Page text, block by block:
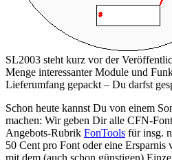
SL2003 steht kurz vor der
Menge interessanter Module und
Lieferumfang gepackt – Du darfst
Schon heute kannst Du von einem
machen: Wir geben Diralle CFN-
Angebots-Rubrik FonTools fürinsg.
50 Cent pro Font oder eine Ersparnis